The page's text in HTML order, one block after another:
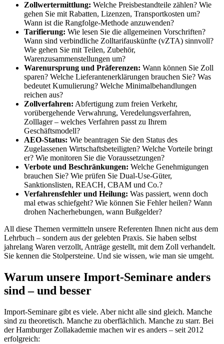
Zollwertermittlung: Welche Preisbestandteile zählen? Wie
gehen Sie mit Rabatten, Lizenzen, Transportkosten um?
Wann ist die Rangfolge-Methode anzuwenden?
Tarifierung: Wie lesen Sie die allgemeinen Vorschriften?
Wann sind verbindliche Zolltarifauskünfte (vZTA) sinnvoll?
Wie gehen Sie mit Teilen, Zubehör,
Warenzusammenstellungen um?
Warenursprung und Präferenzen: Wann können Sie Zoll
sparen? Welche Lieferantenerklärungen brauchen Sie? Was
bedeutet Kumulierung? Welche Minimalbehandlungen
reichen aus?
Zollverfahren: Abfertigung zum freien Verkehr,
vorübergehende Verwahrung, Veredelungsverfahren,
Zolllager – welches Verfahren passt zu Ihrem
Geschäftsmodell?
AEO-Status: Wie beantragen Sie den Status des
Zugelassenen Wirtschaftsbeteiligten? Welche Vorteile bringt
er? Wie monitoren Sie die Voraussetzungen?
Verbote und Beschränkungen: Welche Genehmigungen
brauchen Sie? Wie prüfen Sie Dual-Use-Güter,
Sanktionslisten, REACH, CBAM und Co.?
Verfahrensfehler und Heilung: Was passiert, wenn doch
mal etwas schiefgeht? Wie können Sie Fehler heilen? Wann
drohen Nacherhebungen, wann Bußgelder?
All diese Themen vermitteln unsere Referenten Ihnen nicht aus dem
Lehrbuch – sondern aus der gelebten Praxis. Sie haben selbst
jahrelang Waren verzollt, Anträge gestellt, mit dem Zoll verhandelt.
Sie kennen die Stolpersteine. Und sie wissen, wie man sie umgeht.
Warum unsere Import-Seminare anders
sind – und besser
Import-Seminare gibt es viele. Aber nicht alle sind gleich. Manche
sind zu theoretisch. Manche zu oberflächlich. Manche zu starr. Bei
der Hamburger Zollakademie machen wir es anders – seit 2012
erfolgreich: